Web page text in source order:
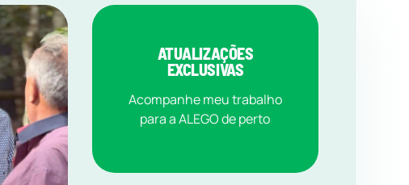
ATUALIZAÇÕES
EXCLUSIVAS
Acompanhe meu trabalho
para a ALEGO de perto